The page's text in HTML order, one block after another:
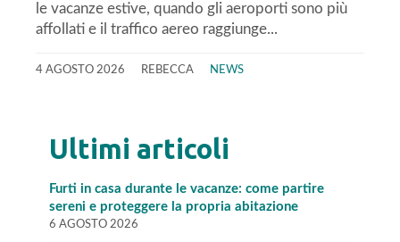
le vacanze estive, quando gli aeroporti sono più
affollati e il traffico aereo raggiunge...
4 AGOSTO 2026 REBECCA NEWS
Ultimi articoli
Furti in casa durante le vacanze: come partire
sereni e proteggere la propria abitazione
6 AGOSTO 2026